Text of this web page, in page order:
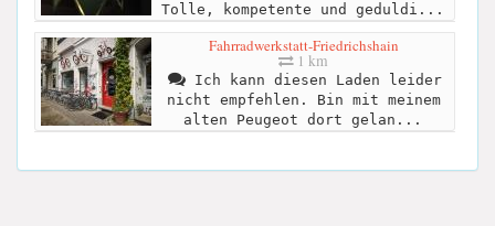
Tolle, kompetente und geduldi...
Fahrradwerkstatt-Friedrichshain
1 km
Ich kann diesen Laden leider
nicht empfehlen. Bin mit meinem
alten Peugeot dort gelan...